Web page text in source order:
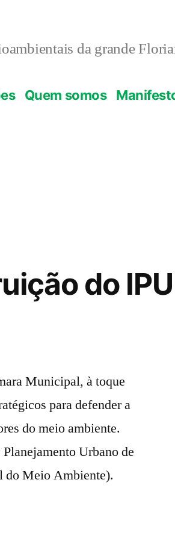
da grande
Quem somos
do
Municipal, à toque
para defender a
do meio ambiente.
Urbano de
do Meio Ambiente).